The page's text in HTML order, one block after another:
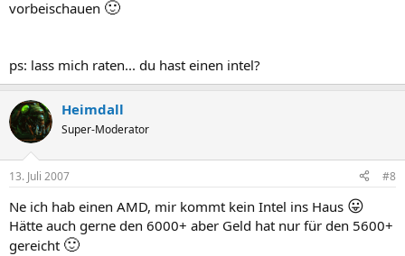
vorbeischauen 🙂
ps: lass mich raten... du hast einen intel?
Heimdall
Super-Moderator
13. Juli 2007 #8
Ne ich hab einen AMD, mir kommt kein Intel ins Haus 😛
Hätte auch gerne den 6000+ aber Geld hat nur für den 5600+
gereicht 🙂